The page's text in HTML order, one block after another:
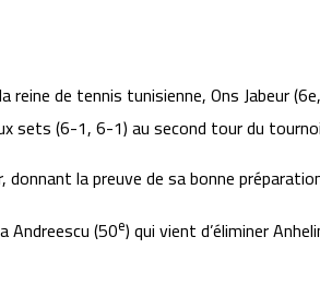
de tennis tunisienne, Ons Jabeur
sets (6-1, 6-1) au second tour du
la preuve de sa bonne
Andreescu (50e) qui vient d’éliminer